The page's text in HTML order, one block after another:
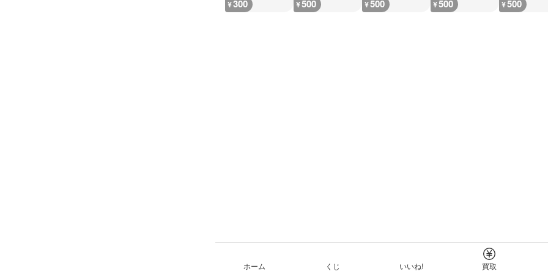
¥300 ¥500 ¥500 ¥500 ¥500
ホーム くじ いいね! 買取